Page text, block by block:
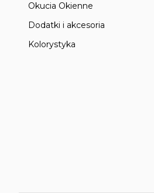
Okucia Okienne
Dodatki i akcesoria
Kolorystyka